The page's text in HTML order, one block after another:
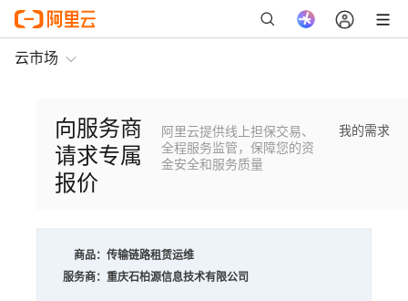
云市场
向服务商
请求专属
报价
阿里云提供线上担保交易、
全程服务监管，保障您的资
金安全和服务质量
我的需求
商品： 传输链路租赁运维
服务商： 重庆石柏源信息技术有限公司